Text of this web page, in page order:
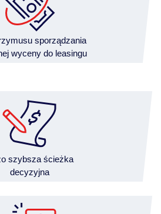
sporządzania
wyceny do leasingu
szybsza ścieżka
decyzyjna